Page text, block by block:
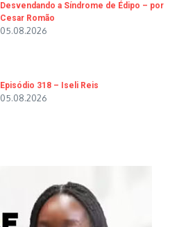
Desvendando a Síndrome de Édipo – por
Cesar Romão
05.08.2026
Episódio 318 – Iseli Reis
05.08.2026